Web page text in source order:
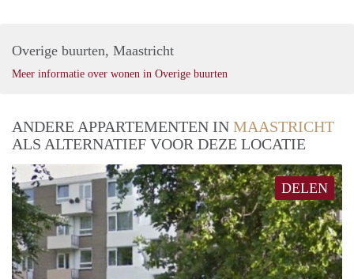
Overige buurten, Maastricht
Meer informatie over wonen in Overige buurten
ANDERE APPARTEMENTEN IN MAASTRICHT
ALS ALTERNATIEF VOOR DEZE LOCATIE
DELEN